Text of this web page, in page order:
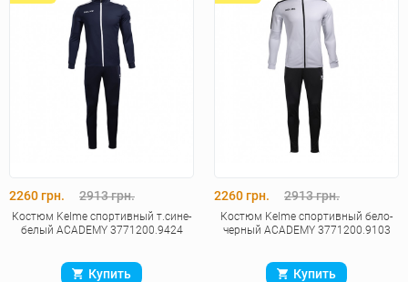
2260 грн. 2913 грн.
Костюм Kelme спортивный т.сине-
белый ACADEMY 3771200.9424
Купить
2260 грн. 2913 грн.
Костюм Kelme спортивный бело-
черный ACADEMY 3771200.9103
Купить